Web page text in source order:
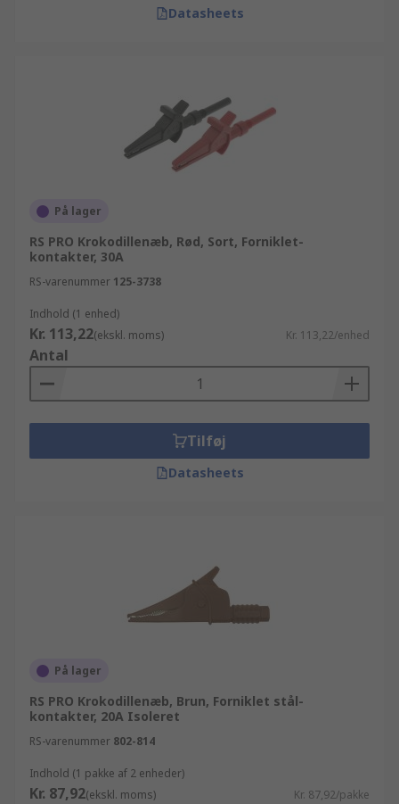
Datasheets
På lager
RS PRO Krokodillenæb, Rød, Sort, Forniklet-
kontakter, 30A
RS-varenummer 125-3738
Indhold (1 enhed)
Kr. 113,22(ekskl. moms) Kr. 113,22/enhed
Antal
Tilføj
Datasheets
På lager
RS PRO Krokodillenæb, Brun, Forniklet stål-
kontakter, 20A Isoleret
RS-varenummer 802-814
Indhold (1 pakke af 2 enheder)
Kr. 87,92(ekskl. moms) Kr. 87,92/pakke